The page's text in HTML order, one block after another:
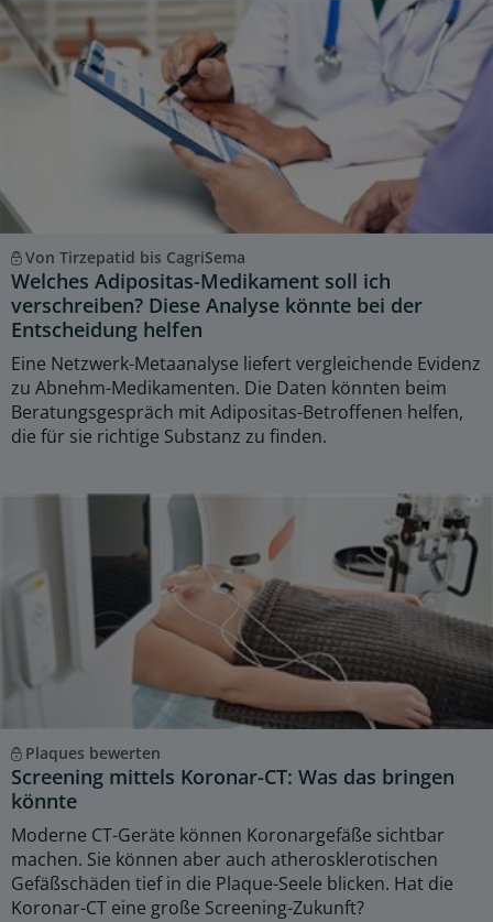
Von Tirzepatid bis CagriSema
Welches Adipositas-Medikament soll ich
verschreiben? Diese Analyse könnte bei der
Entscheidung helfen
Eine Netzwerk-Metaanalyse liefert vergleichende Evidenz
zu Abnehm-Medikamenten. Die Daten könnten beim
Beratungsgespräch mit Adipositas-Betroffenen helfen,
die für sie richtige Substanz zu finden.
Plaques bewerten
Screening mittels Koronar-CT: Was das bringen
könnte
Moderne CT-Geräte können Koronargefäße sichtbar
machen. Sie können aber auch atherosklerotischen
Gefäßschäden tief in die Plaque-Seele blicken. Hat die
Koronar-CT eine große Screening-Zukunft?